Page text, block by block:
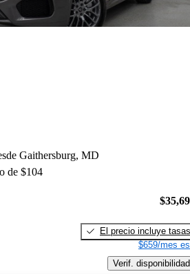
Gaithersburg, MD
de $104
El precio incluye tasas
$659/mes
Verif. disponibilidad